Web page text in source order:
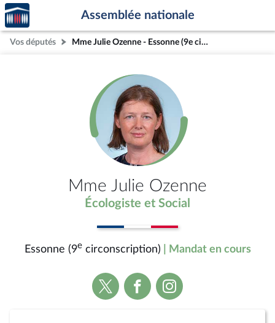
Aller au contenu
Aller en bas de la page
Accèder
à la
page
d'accueil
Assemblée nationale
Vos députés Mme Julie Ozenne - Essonne (9e circonscription)
Mme Julie Ozenne
Écologiste et Social
Essonne (9ecirconscription) | Mandat en cours
Voir
la
Voir
la
Voir
la